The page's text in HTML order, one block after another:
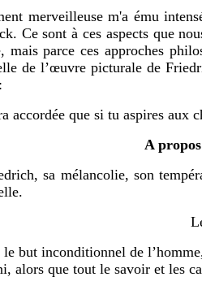
merveilleuse m'a ému
Ce sont à ces aspects que
mais parce ces approches
de l’œuvre picturale de
accordée que si tu aspires aux
A
sa mélancolie, son
le but inconditionnel de
alors que tout le savoir et les